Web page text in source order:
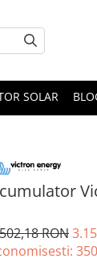
SOLAR
RON